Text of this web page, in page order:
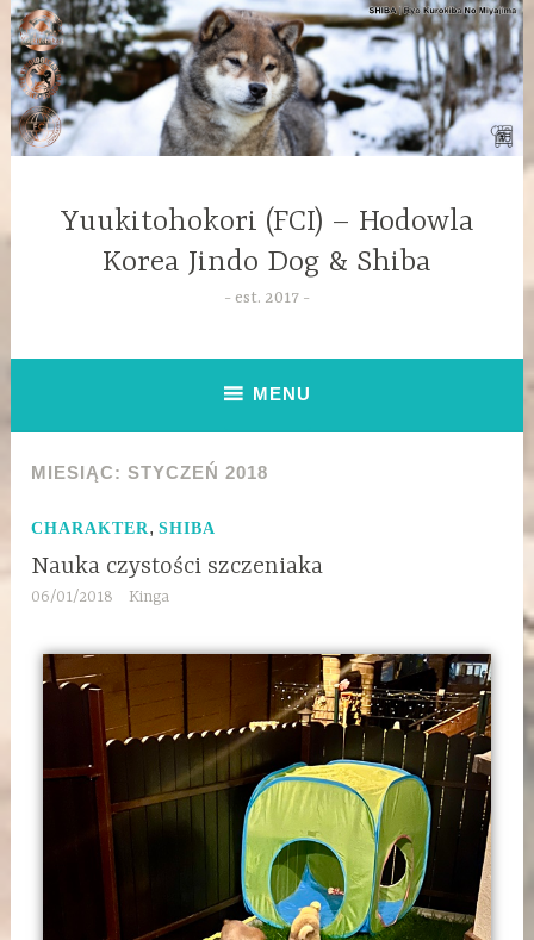
Yuukitohokori (FCI) – Hodowla
Korea Jindo Dog & Shiba
est. 2017
MENU
MIESIĄC:STYCZEŃ 2018
CHARAKTER,SHIBA
Nauka czystości szczeniaka
06/01/2018 Kinga